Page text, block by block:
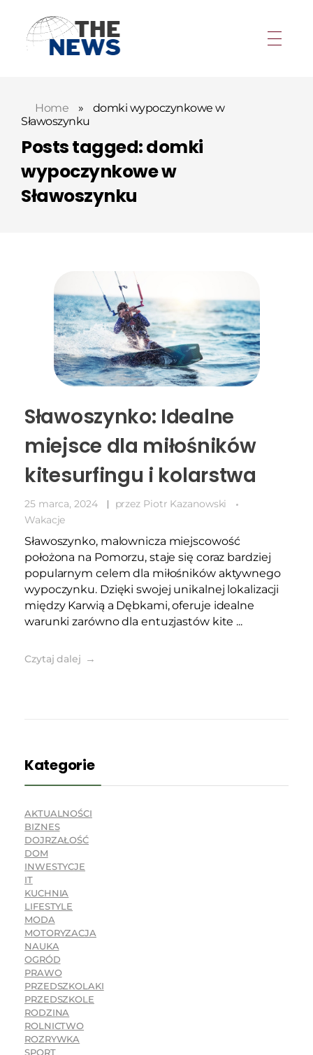
Home »
domki wypoczynkowe w
Sławoszynku
Posts tagged: domki
wypoczynkowe w
Sławoszynku
Sławoszynko: Idealne
miejsce dla miłośników
kitesurfingu i kolarstwa
25 marca, 2024 przez Piotr Kazanowski
Wakacje
Sławoszynko, malownicza miejscowość
położona na Pomorzu, staje się coraz bardziej
popularnym celem dla miłośników aktywnego
wypoczynku. Dzięki swojej unikalnej lokalizacji
między Karwią a Dębkami, oferuje idealne
warunki zarówno dla entuzjastów kite ...
Czytaj dalej
Kategorie
AKTUALNOŚCI
BIZNES
DOJRZAŁOŚĆ
DOM
INWESTYCJE
IT
KUCHNIA
LIFESTYLE
MODA
MOTORYZACJA
NAUKA
OGRÓD
PRAWO
PRZEDSZKOLAKI
PRZEDSZKOLE
RODZINA
ROLNICTWO
ROZRYWKA
SPORT